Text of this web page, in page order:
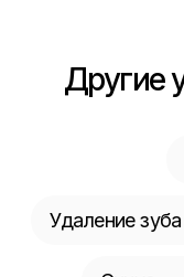
Другие
Удаление